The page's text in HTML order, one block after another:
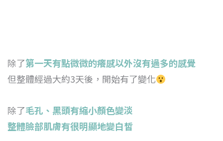
除了第一天有點微微的癢感以外沒有過多的感覺
但整體經過大約3天後，開始有了變化
除了毛孔、黑頭有縮小顏色變淡
整體臉部肌膚有很明顯地變白皙